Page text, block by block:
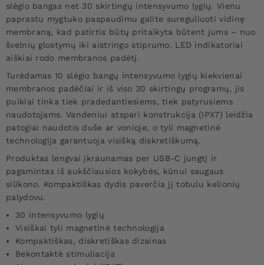
slėgio bangas net 30 skirtingų intensyvumo lygių. Vienu
paprastu mygtuko paspaudimu galite sureguliuoti vidinę
membraną, kad patirtis būtų pritaikyta būtent jums – nuo
švelnių glostymų iki aistringo stiprumo. LED indikatoriai
aiškiai rodo membranos padėtį.
Turėdamas 10 slėgio bangų intensyvumo lygių kiekvienai
membranos padėčiai ir iš viso 30 skirtingų programų, jis
puikiai tinka tiek pradedantiesiems, tiek patyrusiems
naudotojams. Vandeniui atspari konstrukcija (IPX7) leidžia
patogiai naudotis duše ar vonioje, o tyli magnetinė
technologija garantuoja visišką diskretiškumą.
Produktas lengvai įkraunamas per USB-C jungtį ir
pagamintas iš aukščiausios kokybės, kūnui saugaus
silikono. Kompaktiškas dydis paverčia jį tobulu kelionių
palydovu.
30 intensyvumo lygių
Visiškai tyli magnetinė technologija
Kompaktiškas, diskretiškas dizainas
Bekontaktė stimuliacija